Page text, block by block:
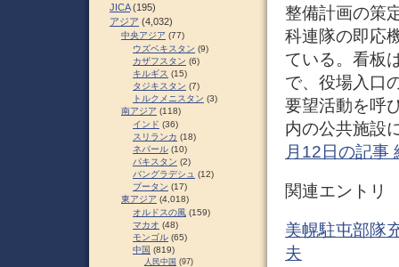
整備計画の策
科連隊の即応
ている。看板
で、役場入口
要望活動を呼
内の公共施設
月12日の記事
関連エントリ
美幌駐屯部隊
夫
JICA(195)
アジア (4,032)
中央アジア (77)
ウズベキスタン (9)
カザフスタン (6)
キルギス (15)
タジキスタン (7)
トルクメニスタン (3)
南アジア (118)
インド (36)
スリランカ (18)
ネパール (10)
パキスタン (2)
バングラデシュ (12)
ブータン (17)
東アジア (4,018)
オルドスの風 (159)
マカオ (48)
モンゴル (65)
中国 (819)
人民中国 (97)